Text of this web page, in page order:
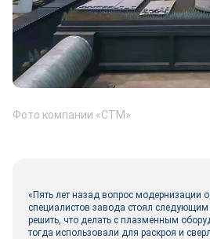
Фото компании «СТМ»
«Пять лет назад вопрос модернизации
специалистов завода стоял
решить, что делать с плазменным
тогда использовали для раскроя и